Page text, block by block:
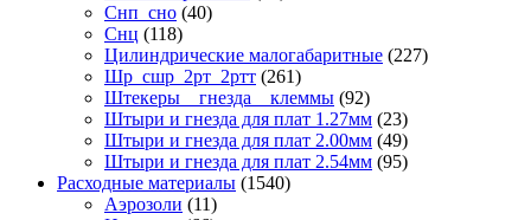
Снп_сно (40)
Снц (118)
Цилиндрические малогабаритные (227)
Шр_сшр_2рт_2ртт (261)
Штекеры _ гнезда _ клеммы (92)
Штыри и гнезда для плат 1.27мм (23)
Штыри и гнезда для плат 2.00мм (49)
Штыри и гнезда для плат 2.54мм (95)
Расходные материалы (1540)
Аэрозоли (11)